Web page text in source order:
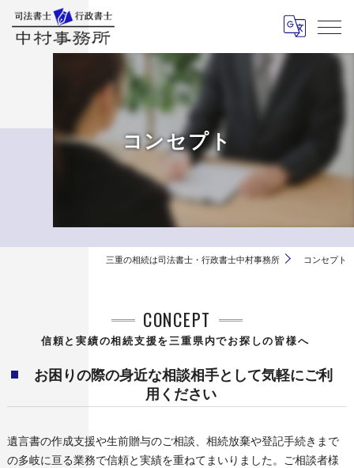
コンセプト
三重の相続は司法書士・行政書士中村事務所 コンセプト
信頼と実績の相続支援を三重県内でお探しの皆様へ
CONCEPT
お困りの際の身近な相談相手として気軽にご利
用ください
遺言書の作成支援や生前贈与のご相談、相続放棄や登記手続きまで
の多岐に亘る業務で信頼と実績を重ねてまいりました。ご相談者様